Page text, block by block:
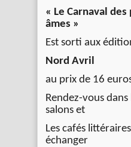
« Le Carnaval
âmes »
Est sorti aux
Nord Avril
au prix de 16
Rendez-vous dans
salons et
Les cafés
échanger